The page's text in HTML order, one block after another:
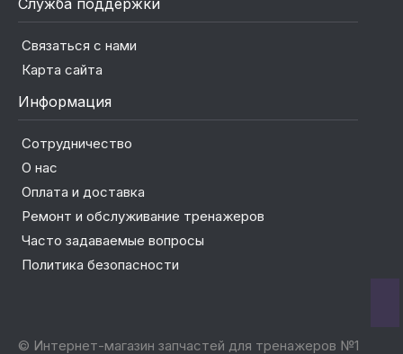
Служба поддержки
Связаться с нами
Карта сайта
Информация
Сотрудничество
О нас
Оплата и доставка
Ремонт и обслуживание тренажеров
Часто задаваемые вопросы
Политика безопасности
© Интернет-магазин запчастей для тренажеров №1